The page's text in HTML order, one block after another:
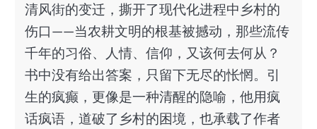
清风街的变迁，撕开了现代化进程中乡村的
伤口——当农耕文明的根基被撼动，那些流传
千年的习俗、人情、信仰，又该何去何从？
书中没有给出答案，只留下无尽的怅惘。引
生的疯癫，更像是一种清醒的隐喻，他用疯
话疯语，道破了乡村的困境，也承载了作者